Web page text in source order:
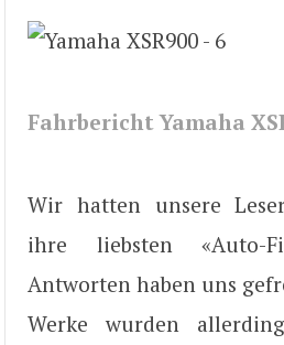
Fahrbericht Yamaha
Wir hatten unsere
ihre liebsten «Auto-
Antworten haben uns
Werke wurden